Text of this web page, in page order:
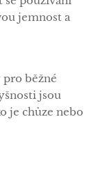
jemnost a
běžné
jsou
je chůze nebo